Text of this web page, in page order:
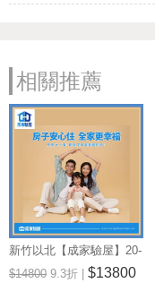
相關推薦
新竹以北【成家驗屋】20-
25坪 (三房格局)超值驗屋
$14800 9.3折 | $13800